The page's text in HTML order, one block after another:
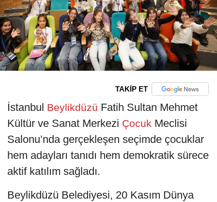
TAKİP ET
İstanbul Beylikdüzü Fatih Sultan Mehmet
Kültür ve Sanat Merkezi Çocuk Meclisi
Salonu’nda gerçekleşen seçimde çocuklar
hem adayları tanıdı hem demokratik sürece
aktif katılım sağladı.
Beylikdüzü Belediyesi, 20 Kasım Dünya